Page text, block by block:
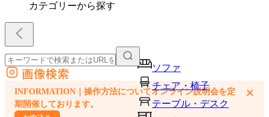
カテゴリーから探す
ソファ
チェア・椅子
テーブル・デスク
外部サイトの商品をカートに追加
他のサイトで見つけた商品ページのURLを貼り付けて、カートに追加できます
画像検索
INFORMATION｜操作方法についてオンライン説明会を定
期開催しております。
×